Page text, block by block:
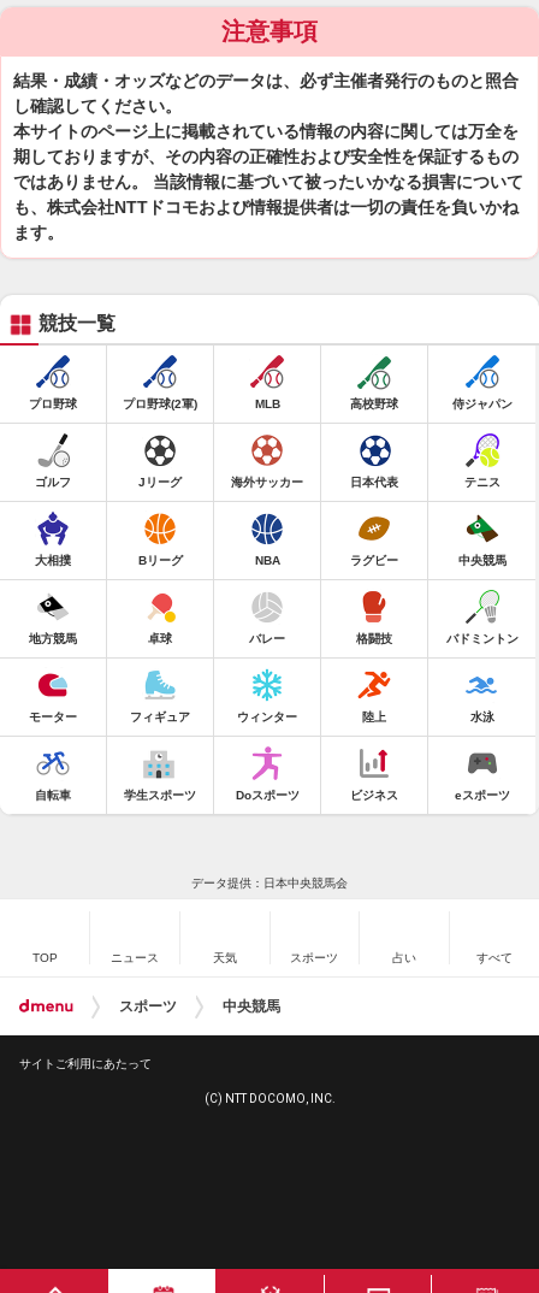
注意事項
結果・成績・オッズなどのデータは、必ず主催者発行のものと照合
し確認してください。
本サイトのページ上に掲載されている情報の内容に関しては万全を
期しておりますが、その内容の正確性および安全性を保証するもの
ではありません。 当該情報に基づいて被ったいかなる損害について
も、株式会社NTTドコモおよび情報提供者は一切の責任を負いかね
ます。
競技一覧
プロ野球 プロ野球(2軍) MLB 高校野球 侍ジャパン
ゴルフ Jリーグ 海外サッカー 日本代表 テニス
大相撲 Bリーグ NBA ラグビー 中央競馬
地方競馬 卓球 バレー 格闘技 バドミントン
モーター フィギュア ウィンター 陸上 水泳
自転車 学生スポーツ Doスポーツ ビジネス eスポーツ
データ提供：日本中央競馬会
TOP ニュース 天気 スポーツ 占い すべて
スポーツ 中央競馬
サイトご利用にあたって
(C) NTT DOCOMO, INC.